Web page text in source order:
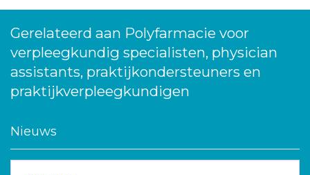
Gerelateerd aan Polyfarmacie voor
verpleegkundig specialisten, physician
assistants, praktijkondersteuners en
praktijkverpleegkundigen
Nieuws